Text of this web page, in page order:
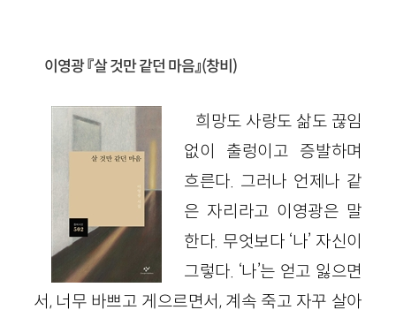
이영광 『살 것만 같던 마음』(창비)
희망도 사랑도 삶도 끊임
없이 출렁이고 증발하며
흐른다. 그러나 언제나 같
은 자리라고 이영광은 말
한다. 무엇보다 ‘나’ 자신이
그렇다. ‘나’는 얻고 잃으면
서, 너무 바쁘고 게으르면서, 계속 죽고 자꾸 살아